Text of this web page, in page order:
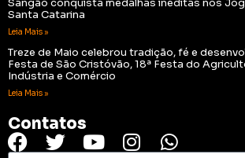
Santa Catarina
Leia Mais »
Treze de Maio celebrou tradição, fé e
Festa de São Cristóvão, 18ª Festa do
Indústria e Comércio
Leia Mais »
Contatos